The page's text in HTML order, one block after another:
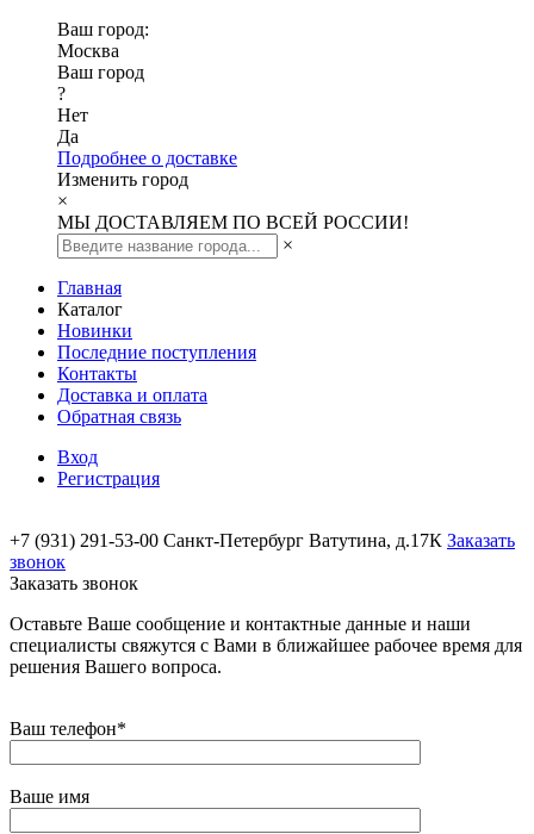
Ваш город:
Москва
Ваш город
?
Нет
Да
Подробнее о доставке
Изменить город
×
МЫ ДОСТАВЛЯЕМ ПО ВСЕЙ РОССИИ!
×
Главная
Каталог
Новинки
Последние поступления
Контакты
Доставка и оплата
Обратная связь
Вход
Регистрация
+7 (931) 291-53-00 Санкт-Петербург Ватутина, д.17К Заказать
звонок
Заказать звонок
Оставьте Ваше сообщение и контактные данные и наши
специалисты свяжутся с Вами в ближайшее рабочее время для
решения Вашего вопроса.
Ваш телефон*
Ваше имя